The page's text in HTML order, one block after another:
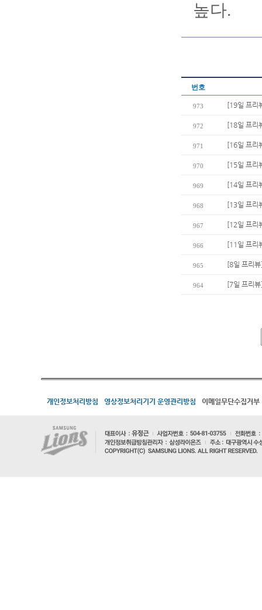
높다.
번호
973 [19일 프리
972 [18일 프리
971 [16일 프리
970 [15일 프리
969 [14일 프리
968 [13일 프리
967 [12일 프리
966 [11일 프리
965 [8일 프리
964 [7일 프리
개인정보처리방침 영상정보처리기기 운영관리방침 이메일무단수집거부